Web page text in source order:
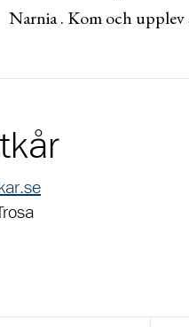
Narnia . Kom och upplev